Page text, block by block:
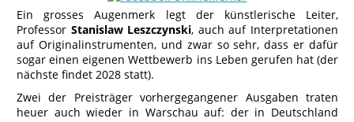
Ein grosses Augenmerk legt der künstlerische Leiter,
Professor Stanislaw Leszczynski, auch auf Interpretationen
auf Originalinstrumenten, und zwar so sehr, dass er dafür
sogar einen eigenen Wettbewerb ins Leben gerufen hat (der
nächste findet 2028 statt).
Zwei der Preisträger vorhergegangener Ausgaben traten
heuer auch wieder in Warschau auf: der in Deutschland